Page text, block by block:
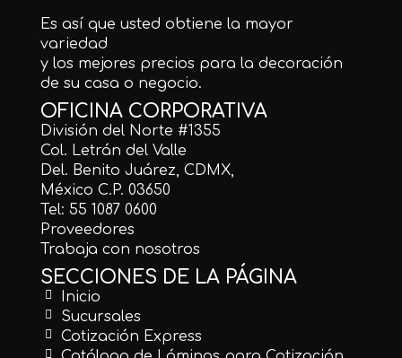
Es así que usted obtiene la mayor
variedad
y los mejores precios para la decoración
de su casa o negocio.
OFICINA CORPORATIVA
División del Norte #1355
Col. Letrán del Valle
Del. Benito Juárez, CDMX,
México C.P. 03650
Tel: 55 1087 0600
Proveedores
Trabaja con nosotros
SECCIONES DE LA PÁGINA
Inicio
Sucursales
Cotización Express